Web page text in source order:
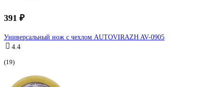
391 ₽
Универсальный нож с чехлом AUTOVIRAZH AV-0905
4.4
(19)